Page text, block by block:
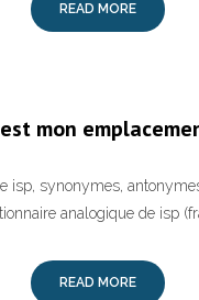
READ MORE
mon
isp, synonymes,
analogique de isp
READ MORE